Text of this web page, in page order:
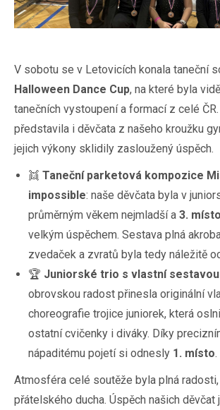
V sobotu se v Letovicích konala taneční
Halloween Dance Cup, na které byla
tanečních vystoupení a formací z celé
představila i děvčata z našeho kroužku
jejich výkony sklidily zasloužený úspěch.
👯 Taneční parketová kompozice
impossible: naše děvčata byla v
průměrným věkem nejmladší a 3. místo
velkým úspěchem. Sestava plná
zvedaček a zvratů byla tedy náležitě
🏆 Juniorské trio s vlastní
obrovskou radost přinesla originální
choreografie trojice juniorek, která
ostatní cvičenky i diváky. Díky
nápaditému pojetí si odnesly 1. místo.
Atmosféra celé soutěže byla plná
přátelského ducha. Úspěch našich